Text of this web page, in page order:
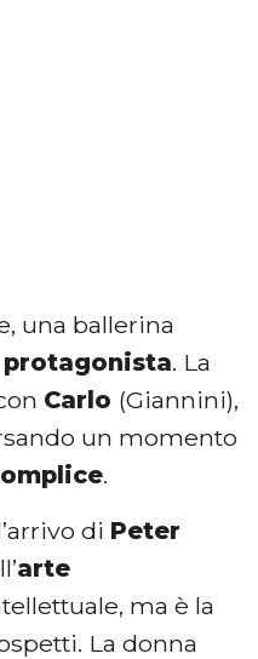
una ballerina
. La
Carlo (Giannini),
un momento
.
di Peter
arte
ma è la
La donna